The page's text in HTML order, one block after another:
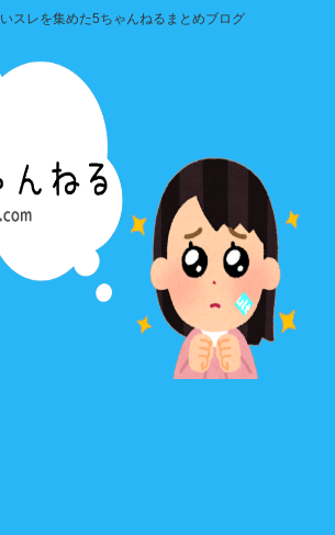
スレを集めた5ちゃんねるまとめブログ